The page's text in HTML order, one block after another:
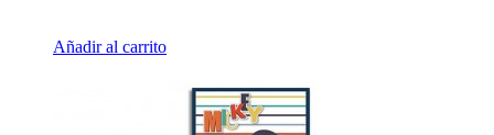
Añadir al carrito